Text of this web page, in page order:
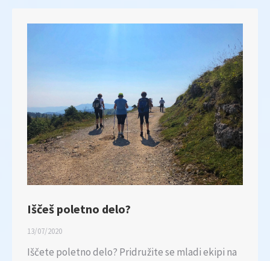
Iščeš poletno delo?
13/07/2020
Iščete poletno delo? Pridružite se mladi ekipi na